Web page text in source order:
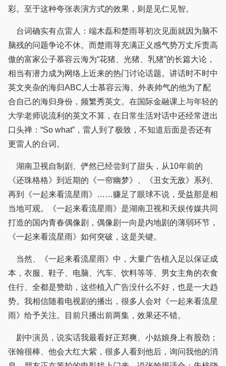
彩。至于这种夸张表演方式的效果，则是见仁见智。
台词确实有点雷人：端木磊和楚雨荨初次见面就因为脑不
脑残的问题争论不休。而楚雨荨充满正义感气势万丈斥责高
傲的富家公子慕容云海为“花猪、光猪、乳猪”的长篇大论，
相当有潜力成为网络上近来的热门讨论话题。讲话时不时中
英文夹杂的海归ABC人士慕容云海。外表帅气的他为了配
合自己的海归身份，频繁秀英文。在国际金融课上与年轻的
大学老师说流利的英文不算，在日常生活对话中还经常迸出
口头禅：“So what”，雷人到了极致，不知道后面是否还有
更雷人的台词。
湖南卫视自制剧、俨然已经尝到了甜头，从10年前的
《还珠格格》到近期的《一帘幽梦》、《丑女无敌》系列、
再到《一起来看流星雨》……赚足了眼球不说，受益那是相
当地可观。《一起来看流星雨》是湖南卫视和天娱传媒共同
打造的国内青春偶像剧，偶像剧一向是内地剧的薄弱环节，
《一起来看流星雨》如何突破，这是关键。
当然、《一起来看流星雨》中，大量广告植入足以保证成
本，衣服、鞋子、电脑、汽车、饮料等等、男女主角的衣食
住行、全都是赞助，这些植入广告没什么不好，也是一大趋
势。我相信随着电视剧的播出，很多人会对《一起来看流星
雨》给予关注。目前只播出前两集，效果还不错。
剧中演员，说实话我最看好正郑爽、小姑娘身上有股劲；
张翰很棒、他会大红大紫，很多人看到他后，询问我他的消